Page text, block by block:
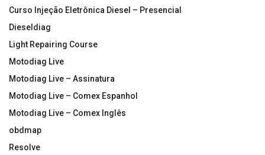
Curso Injeção Eletrônica Diesel – Presencial
Dieseldiag
Light Repairing Course
Motodiag Live
Motodiag Live – Assinatura
Motodiag Live – Comex Espanhol
Motodiag Live – Comex Inglês
obdmap
Resolve